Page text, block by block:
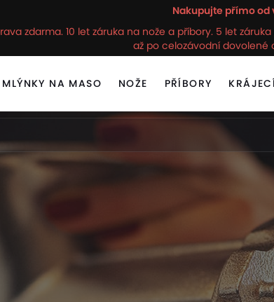
Nakupujte přímo od
zdarma. 10 let záruka na nože a příbory. 5 let
až po celozávodní dovolené
MLÝNKY NA MASO NOŽE PŘÍBORY